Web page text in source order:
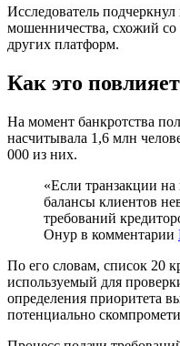
Исследователь
мошенничества, схожий со
других платформ.
Как это
На момент банкротства
насчитывала 1,6 млн
000 из них.
«Если транзакции
балансы клиентов
требований
Онур в комментарии
По его словам, список 20
используемый для
определения приоритета
потенциально